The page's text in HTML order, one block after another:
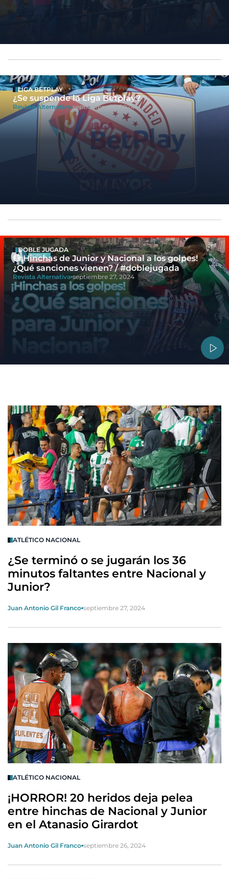
LIGA BETPLAY
¿Se suspende la Liga Betplay?
Revista Alternativa septiembre 27, 2024
DOBLE JUGADA
🔴¡Hinchas de Junior y Nacional a los golpes!
¿Qué sanciones vienen? / #doblejugada
Revista Alternativa septiembre 27, 2024
ATLÉTICO NACIONAL
¿Se terminó o se jugarán los 36
minutos faltantes entre Nacional y
Junior?
Juan Antonio Gil Franco septiembre 27, 2024
ATLÉTICO NACIONAL
¡HORROR! 20 heridos deja pelea
entre hinchas de Nacional y Junior
en el Atanasio Girardot
Juan Antonio Gil Franco septiembre 26, 2024